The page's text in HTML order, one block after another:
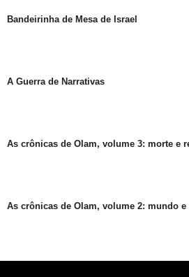
Bandeirinha de Mesa de Israel
A Guerra de Narrativas
As crônicas de Olam, volume 3: morte e
As crônicas de Olam, volume 2: mundo